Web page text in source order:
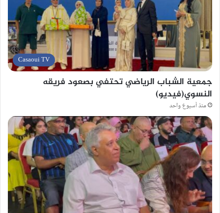
Casaoui TV
جمعية الشباب الرياضي تحتفي بصعود فريقه
النسوي(فيديو)
منذ أسبوع واحد